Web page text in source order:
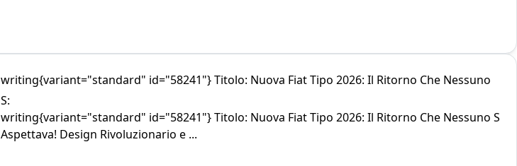
writing{variant="standard" id="58241"} Titolo: Nuova Fiat Tipo 2026: Il Ritorno Che Nessuno
S:
writing{variant="standard" id="58241"} Titolo: Nuova Fiat Tipo 2026: Il Ritorno Che Nessuno S
Aspettava! Design Rivoluzionario e ...